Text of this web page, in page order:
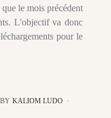
le mois précédent
L'objectif va donc
pour le
BY KALIOM LUDO